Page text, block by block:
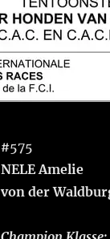
#575
NELE Amelie
von der